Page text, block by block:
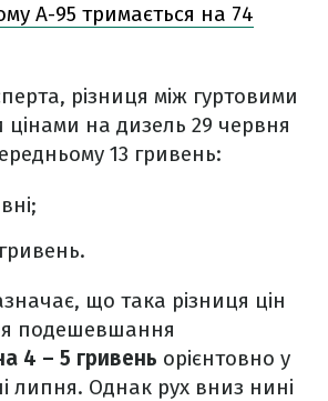
А-95 тримається на 74
різниця між гуртовими
цінами на дизель 29 червня
13 гривень:
що така різниця цін
подешевшання
4 – 5 гривень орієнтовно у
липня. Однак рух вниз нині